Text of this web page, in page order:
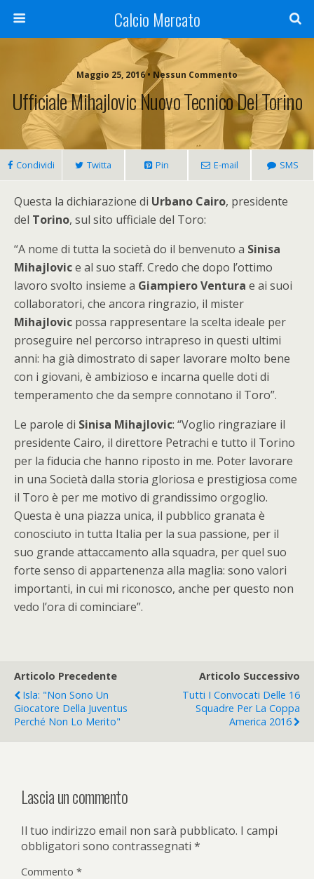
Calcio Mercato
Maggio 25, 2016 • Nessun Commento
Ufficiale Mihajlovic Nuovo Tecnico Del Torino
Condividi Twitta Pin E-mail SMS
Questa la dichiarazione di Urbano Cairo, presidente
del Torino, sul sito ufficiale del Toro:
“A nome di tutta la società do il benvenuto a Sinisa
Mihajlovice al suo staff. Credo che dopo l’ottimo
lavoro svolto insieme a Giampiero Ventura e ai suoi
collaboratori, che ancora ringrazio, il mister
Mihajlovic possa rappresentare la scelta ideale per
proseguire nel percorso intrapreso in questi ultimi
anni: ha già dimostrato di saper lavorare molto bene
con i giovani, è ambizioso e incarna quelle doti di
temperamento che da sempre connotano il Toro”.
Le parole di Sinisa Mihajlovic: “Voglio ringraziare il
presidente Cairo, il direttore Petrachi e tutto il Torino
per la fiducia che hanno riposto in me. Poter lavorare
in una Società dalla storia gloriosa e prestigiosa come
il Toro è per me motivo di grandissimo orgoglio.
Questa è una piazza unica, il pubblico granata è
conosciuto in tutta Italia per la sua passione, per il
suo grande attaccamento alla squadra, per quel suo
forte senso di appartenenza alla maglia: sono valori
importanti, in cui mi riconosco, anche per questo non
vedo l’ora di cominciare”.
Articolo Precedente
Isla: "non Sono Un
Giocatore Della Juventus
Perché Non Lo Merito"
Articolo Successivo
Tutti I Convocati Delle 16
Squadre Per La Coppa
America 2016
Lascia un commento
Il tuo indirizzo email non sarà pubblicato. I campi
obbligatori sono contrassegnati *
Commento *